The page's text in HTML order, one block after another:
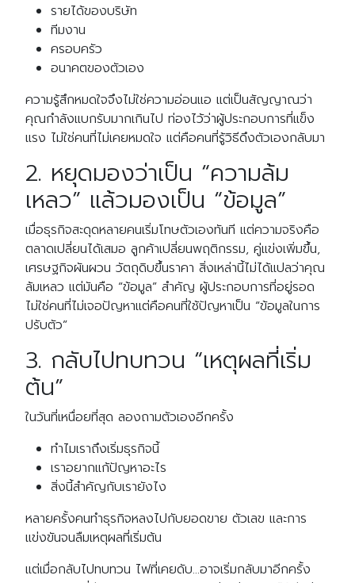
รายได้ของบริษัท
ทีมงาน
ครอบครัว
อนาคตของตัวเอง
ความรู้สึกหมดใจจึงไม่ใช่ความอ่อนแอ แต่เป็นสัญญาณว่า
คุณกำลังแบกรับมากเกินไป ท่องไว้ว่าผู้ประกอบการที่แข็ง
แรง ไม่ใช่คนที่ไม่เคยหมดใจ แต่คือคนที่รู้วิธีดึงตัวเองกลับมา
2. หยุดมองว่าเป็น “ความล้ม
เหลว” แล้วมองเป็น “ข้อมูล”
เมื่อธุรกิจสะดุดหลายคนเริ่มโทษตัวเองทันที แต่ความจริงคือ
ตลาดเปลี่ยนได้เสมอ ลูกค้าเปลี่ยนพฤติกรรม, คู่แข่งเพิ่มขึ้น,
เศรษฐกิจผันผวน วัตถุดิบขึ้นราคา สิ่งเหล่านี้ไม่ได้แปลว่าคุณ
ล้มเหลว แต่มันคือ “ข้อมูล” สำคัญ ผู้ประกอบการที่อยู่รอด
ไม่ใช่คนที่ไม่เจอปัญหาแต่คือคนที่ใช้ปัญหาเป็น “ข้อมูลในการ
ปรับตัว”
3. กลับไปทบทวน “เหตุผลที่เริ่ม
ต้น”
ในวันที่เหนื่อยที่สุด ลองถามตัวเองอีกครั้ง
ทำไมเราถึงเริ่มธุรกิจนี้
เราอยากแก้ปัญหาอะไร
สิ่งนี้สำคัญกับเรายังไง
หลายครั้งคนทำธุรกิจหลงไปกับยอดขาย ตัวเลข และการ
แข่งขันจนลืมเหตุผลที่เริ่มต้น
แต่เมื่อกลับไปทบทวน ไฟที่เคยดับ…อาจเริ่มกลับมาอีกครั้ง